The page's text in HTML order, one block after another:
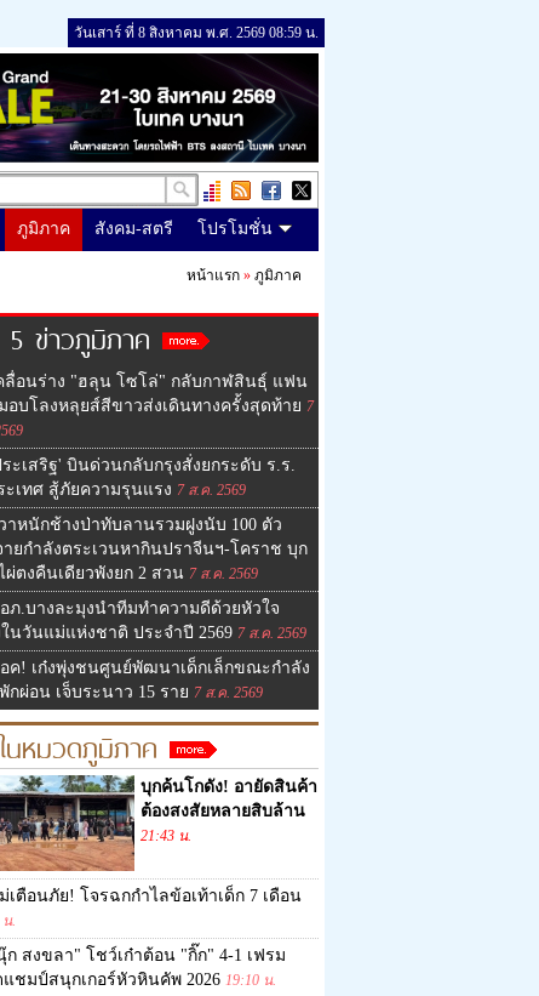
วันเสาร์ ที่ 8 สิงหาคม พ.ศ. 2569 08:59 น.
ภูมิภาค สังคม-สตรี โปรโมชั่น
หน้าแรก » ภูมิภาค
5 ข่าวภูมิภาค
ลื่อนร่าง "ฮลุน โซโล่" กลับกาฬสินธุ์ แฟน
อบโลงหลุยส์สีขาวส่งเดินทางครั้งสุดท้าย 7
ะเสริฐ' บินด่วนกลับกรุงสั่งยกระดับ ร.ร.
ะเทศ สู้ภัยความรุนแรง 7 ส.ค. 2569
าหนักช้างป่าทับลานรวมฝูงนับ 100 ตัว
ายกำลังตระเวนหากินปราจีนฯ-โคราช บุก
ผ่ตงคืนเดียวพังยก 2 สวน 7 ส.ค. 2569
ภ.บางละมุงนำทีมทำความดีด้วยหัวใจ
ในวันแม่แห่งชาติ ประจำปี 2569 7 ส.ค. 2569
ค! เก๋งพุ่งชนศูนย์พัฒนาเด็กเล็กขณะกำลัง
กผ่อน เจ็บระนาว 15 ราย 7 ส.ค. 2569
นหมวดภูมิภาค
บุกค้นโกดัง! อายัดสินค้า
ต้องสงสัยหลายสิบล้าน
21:43 น.
เตือนภัย! โจรฉกกำไลข้อเท้าเด็ก 7 เดือน
น.
ก สงขลา" โชว์เก๋าต้อน "กิ๊ก" 4-1 เฟรม
แชมป์สนุกเกอร์หัวหินคัพ 2026 19:10 น.